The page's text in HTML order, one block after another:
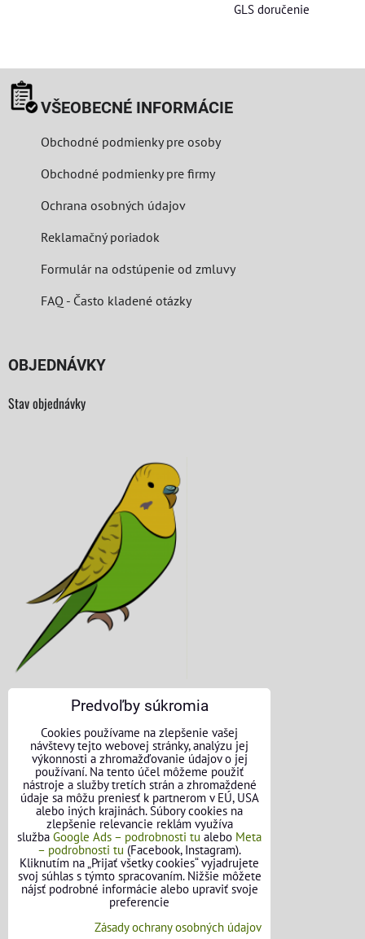
GLS doručenie
VŠEOBECNÉ INFORMÁCIE
Obchodné podmienky pre osoby
Obchodné podmienky pre firmy
Ochrana osobných údajov
Reklamačný poriadok
Formulár na odstúpenie od zmluvy
FAQ - Často kladené otázky
OBJEDNÁVKY
Stav objednávky
KONTAKTNÉ ÚDAJE
O nás
Kontakt
Požičovňa náradia
Názory našich zákazníkov
Mapa stránok
SLEDUJTE NÁS
Predvoľby súkromia
Cookies používame na zlepšenie vašej
návštevy tejto webovej stránky, analýzu jej
výkonnosti a zhromažďovanie údajov o jej
používaní. Na tento účel môžeme použiť
nástroje a služby tretích strán a zhromaždené
údaje sa môžu preniesť k partnerom v EÚ, USA
alebo iných krajinách. Súbory cookies na
zlepšenie relevancie reklám využíva
služba Google Ads – podrobnosti tu alebo Meta
– podrobnosti tu (Facebook, Instagram).
Kliknutím na „Prijať všetky cookies“ vyjadrujete
svoj súhlas s týmto spracovaním. Nižšie môžete
nájsť podrobné informácie alebo upraviť svoje
preferencie
Zásady ochrany osobných údajov